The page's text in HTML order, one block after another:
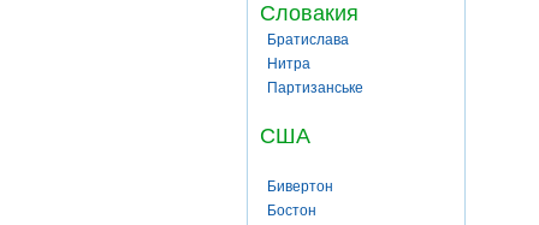
Словакия
Братислава
Нитра
Партизанське
США
Бивертон
Бостон